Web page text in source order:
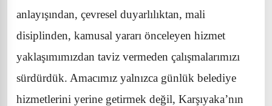
anlayışından, çevresel duyarlılıktan, mali
disiplinden, kamusal yararı önceleyen hizmet
yaklaşımımızdan taviz vermeden çalışmalarımızı
sürdürdük. Amacımız yalnızca günlük belediye
hizmetlerini yerine getirmek değil, Karşıyaka’nın